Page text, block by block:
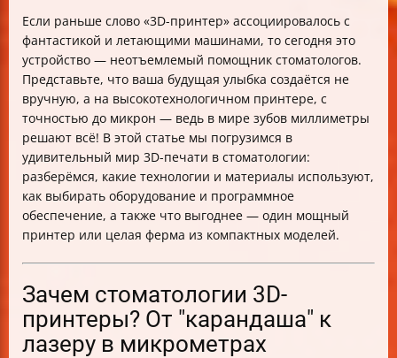
Материалы для стоматологической 3D-печати: не всё
золото, что блестит
Как интегрировать 3D-печать в стоматологический
процесс?
Экономика 3D-печати в стоматологии: когда
вложения приносят улыбки
Чек-лист: что учесть при покупке 3D-принтера для
стоматологии
FAQ: Ответы на самые частые вопросы
Итог: как не промахнуться и создать улыбки будущего
Если раньше слово «3D-принтер» ассоциировалось с
фантастикой и летающими машинами, то сегодня это
устройство — неотъемлемый помощник стоматологов.
Представьте, что ваша будущая улыбка создаётся не
вручную, а на высокотехнологичном принтере, с
точностью до микрон — ведь в мире зубов миллиметры
решают всё! В этой статье мы погрузимся в
удивительный мир 3D-печати в стоматологии:
разберёмся, какие технологии и материалы используют,
как выбирать оборудование и программное
обеспечение, а также что выгоднее — один мощный
принтер или целая ферма из компактных моделей.
Зачем стоматологии 3D-
принтеры? От "карандаша" к
лазеру в микрометрах